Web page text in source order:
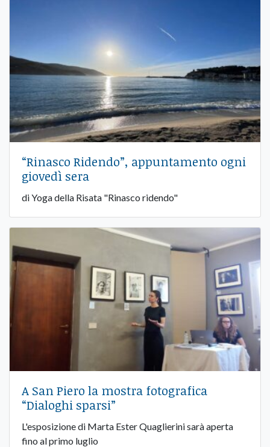
“Rinasco Ridendo”, appuntamento ogni
giovedì sera
di Yoga della Risata "Rinasco ridendo"
A San Piero la mostra fotografica
“Dialoghi sparsi”
L'esposizione di Marta Ester Quaglierini sarà aperta
fino al primo luglio